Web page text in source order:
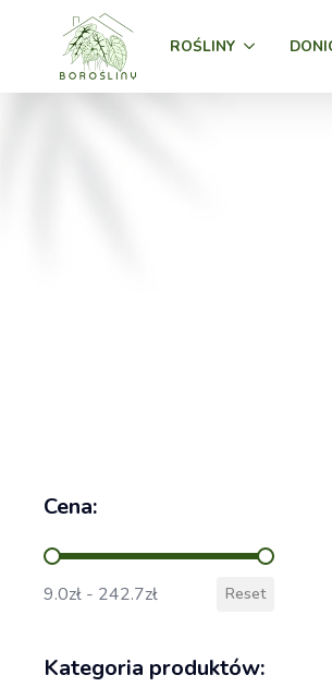
ROŚLINY
Cena:
Cena:
9.0zł - 242.7zł Reset
Kategoria produktów: